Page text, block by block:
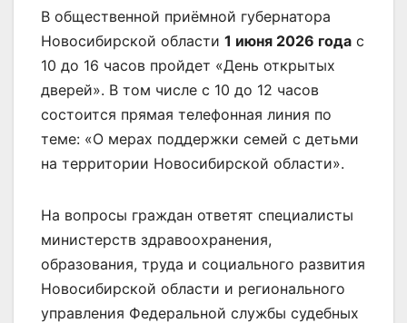
В общественной приёмной губернатора
Новосибирской области 1 июня 2026 года с
10 до 16 часов пройдет «День открытых
дверей». В том числе с 10 до 12 часов
состоится прямая телефонная линия по
теме: «О мерах поддержки семей с детьми
на территории Новосибирской области».
На вопросы граждан ответят специалисты
министерств здравоохранения,
образования, труда и социального развития
Новосибирской области и регионального
управления Федеральной службы судебных